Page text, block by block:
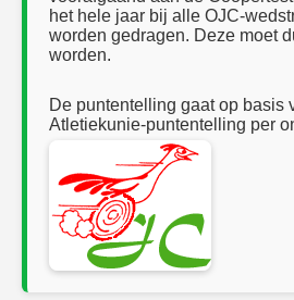
het hele jaar bij alle
worden gedragen. Deze moet
worden.
De puntentelling gaat op basis
Atletiekunie‑puntentelling per